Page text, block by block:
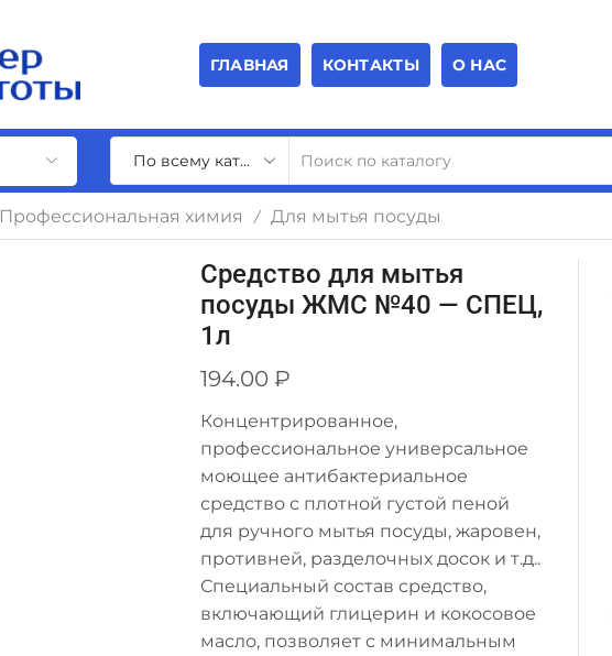
ГЛАВНАЯ КОНТАКТЫ О НАС
Профессиональная химия / Для мытья посуды
Средство для мытья
посуды ЖМС №40 — СПЕЦ,
1л
194.00 ₽
Концентрированное,
профессиональное универсальное
моющее антибактериальное
средство с плотной густой пеной
для ручного мытья посуды, жаровен,
противней, разделочных досок и т.д..
Специальный состав средство,
включающий глицерин и кокосовое
масло, позволяет с минимальным